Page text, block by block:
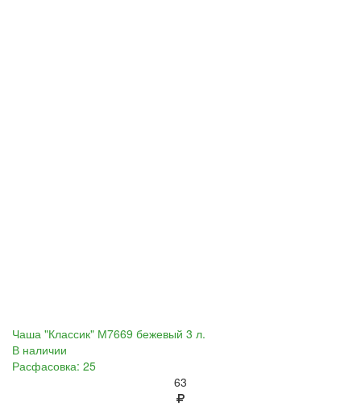
Чаша "Классик" М7669 бежевый 3 л.
В наличии
Расфасовка: 25
63